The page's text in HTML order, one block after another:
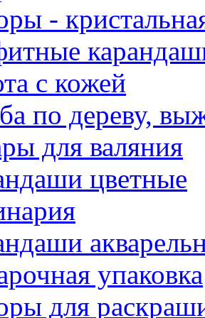
-
с кожей
по дереву,
для валяния
цветные
упаковка
для